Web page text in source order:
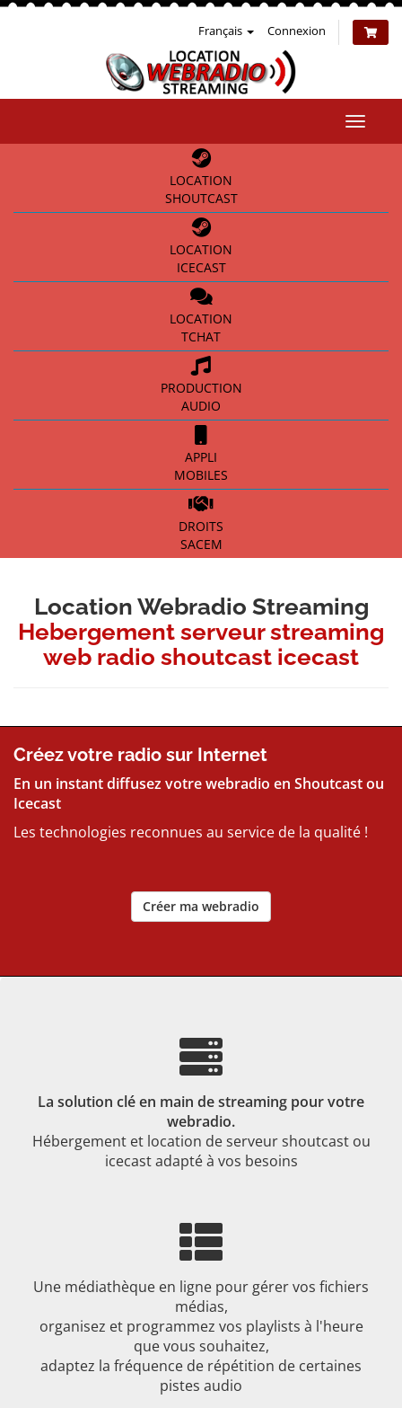
Français Connexion
la
LOCATION
SHOUTCAST
LOCATION
ICECAST
LOCATION
TCHAT
PRODUCTION
AUDIO
APPLI
MOBILES
DROITS
SACEM
Location Webradio Streaming
Hebergement serveur streaming
web radio shoutcast icecast
Créez votre radio sur Internet
En un instant diffusez votre webradio en Shoutcast ou
Icecast
Les technologies reconnues au service de la qualité !
Créer ma webradio
La solution clé en main de streaming pour votre
webradio.
Hébergement et location de serveur shoutcast ou
icecast adapté à vos besoins
Une médiathèque en ligne pour gérer vos fichiers
médias,
organisez et programmez vos playlists à l'heure
que vous souhaitez,
adaptez la fréquence de répétition de certaines
pistes audio